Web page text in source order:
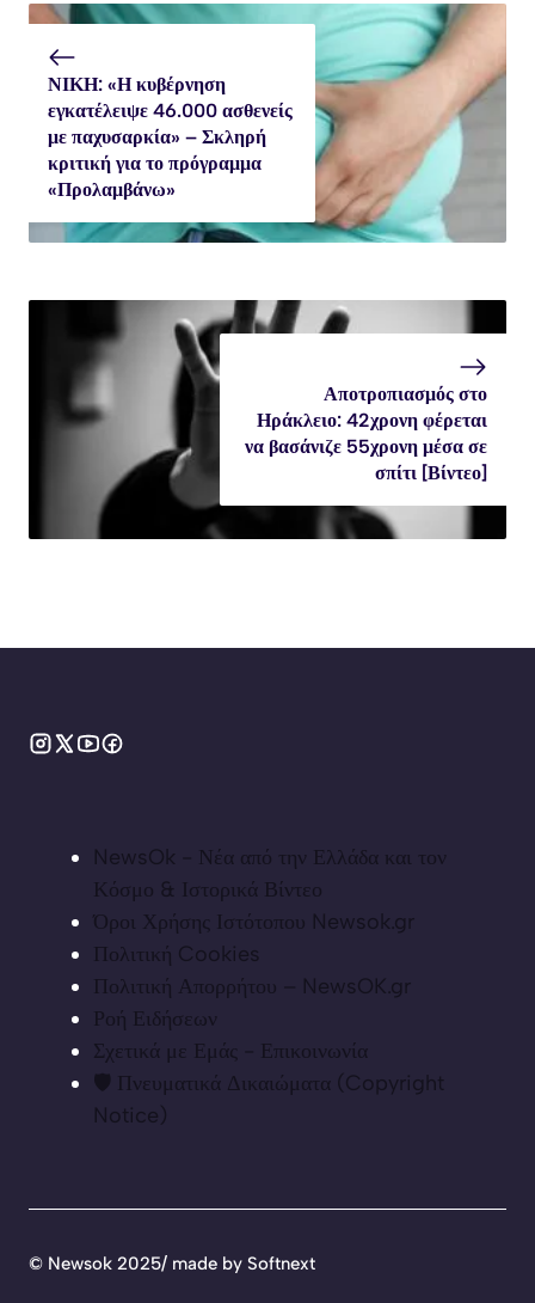
ΝΙΚΗ: «Η κυβέρνηση
εγκατέλειψε 46.000 ασθενείς
με παχυσαρκία» – Σκληρή
κριτική για το πρόγραμμα
«Προλαμβάνω»
Αποτροπιασμός στο
Ηράκλειο: 42χρονη φέρεται
να βασάνιζε 55χρονη μέσα σε
σπίτι [Βίντεο]
NewsOk - Νέα από την Ελλάδα και τον
Κόσμο & Ιστορικά Βίντεο
Όροι Χρήσης Ιστότοπου Newsok.gr
Πολιτική Cookies
Πολιτική Απορρήτου – NewsOK.gr
Ροή Ειδήσεων
Σχετικά με Εμάς - Επικοινωνία
🛡️ Πνευματικά Δικαιώματα (Copyright
Notice)
© Newsok 2025/ made by Softnext